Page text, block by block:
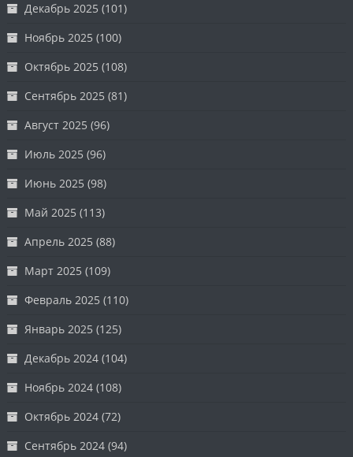
Декабрь 2025 (101)
Ноябрь 2025 (100)
Октябрь 2025 (108)
Сентябрь 2025 (81)
Август 2025 (96)
Июль 2025 (96)
Июнь 2025 (98)
Май 2025 (113)
Апрель 2025 (88)
Март 2025 (109)
Февраль 2025 (110)
Январь 2025 (125)
Декабрь 2024 (104)
Ноябрь 2024 (108)
Октябрь 2024 (72)
Сентябрь 2024 (94)